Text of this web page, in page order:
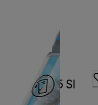
5 SI